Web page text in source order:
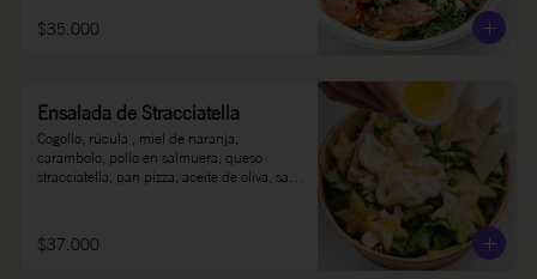
$35.000
Ensalada de Stracciatella
Cogollo, rúcula , miel de naranja,
carambolo, pollo en salmuera, queso
stracciatella, pan pizza, aceite de oliva, sal y
$37.000